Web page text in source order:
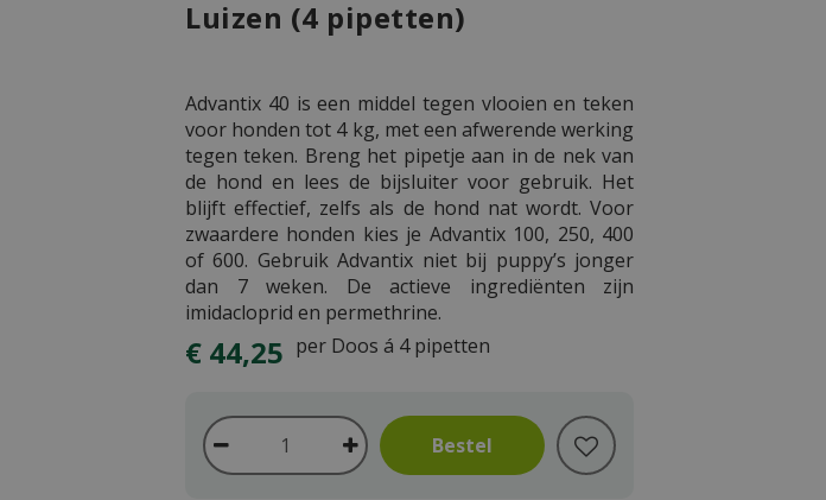
Luizen (4 pipetten)
Advantix 40 is een middel tegen vlooien en teken
voor honden tot 4 kg, met een afwerende werking
tegen teken. Breng het pipetje aan in de nek van
de hond en lees de bijsluiter voor gebruik. Het
blijft effectief, zelfs als de hond nat wordt. Voor
zwaardere honden kies je Advantix 100, 250, 400
of 600. Gebruik Advantix niet bij puppy’s jonger
dan 7 weken. De actieve ingrediënten zijn
imidacloprid en permethrine.
€ 44,25 per Doos á 4 pipetten